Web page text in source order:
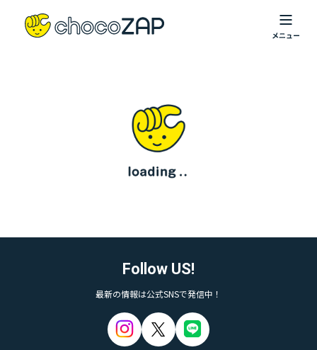
Follow US!
最新の情報は公式SNSで発信中！